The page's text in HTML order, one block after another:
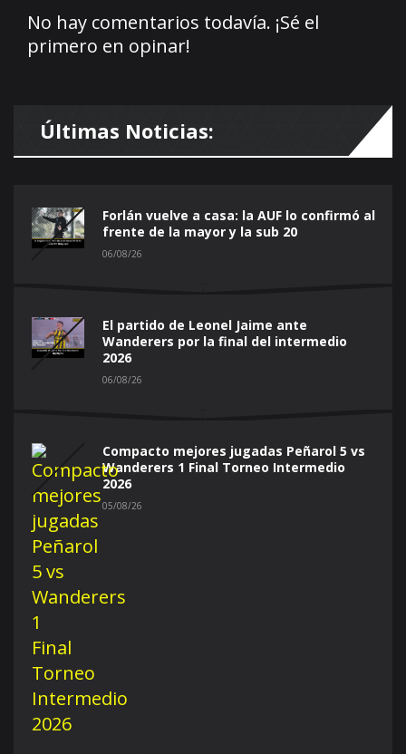
No hay comentarios todavía. ¡Sé el
primero en opinar!
Últimas Noticias:
Forlán vuelve a casa: la AUF lo confirmó al
frente de la mayor y la sub 20
06/08/26
El partido de Leonel Jaime ante
Wanderers por la final del intermedio
2026
06/08/26
Compacto mejores jugadas Peñarol 5 vs
Wanderers 1 Final Torneo Intermedio
2026
05/08/26